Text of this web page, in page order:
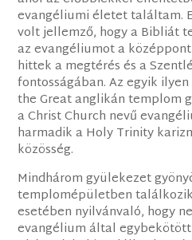
evangéliumi életet találtam.
volt jellemző, hogy a Bibliát
az evangéliumot a
hittek a megtérés és a
fontosságában. Az egyik
the Great anglikán templom
a Christ Church nevű
harmadik a Holy Trinity
közösség.
Mindhárom gyülekezet
templomépületben
esetében nyilvánvaló, hogy
evangélium által